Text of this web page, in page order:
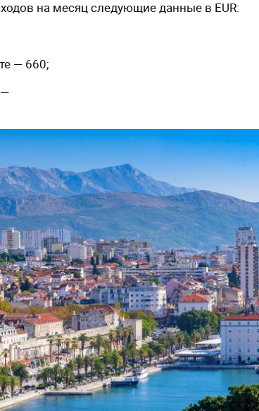
на месяц следующие данные в EUR:
— 660;